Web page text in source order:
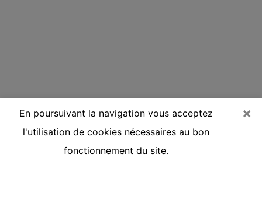
×
En poursuivant la navigation vous acceptez
l'utilisation de cookies nécessaires au bon
fonctionnement du site.